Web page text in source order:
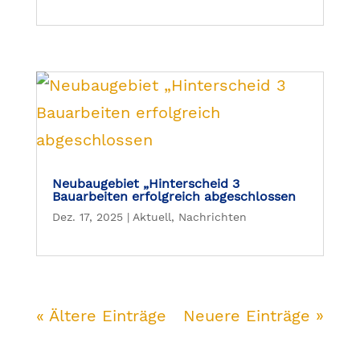
Neubaugebiet „Hinterscheid 3
Bauarbeiten erfolgreich abgeschlossen
Dez. 17, 2025| Aktuell, Nachrichten
« Ältere Einträge Neuere Einträge »